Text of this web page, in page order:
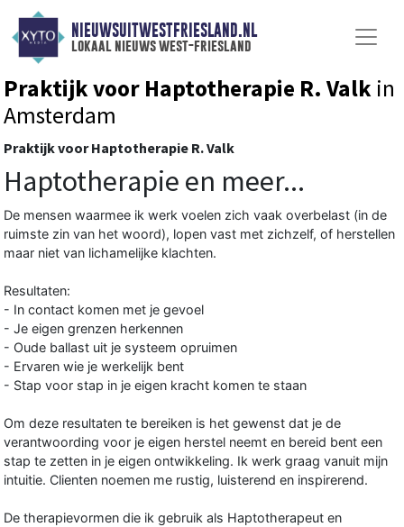
NIEUWSUITWESTFRIESLAND.NL
lokaal nieuws west-friesland
Praktijk voor Haptotherapie R. Valk in
Amsterdam
Praktijk voor Haptotherapie R. Valk
Haptotherapie en meer...
De mensen waarmee ik werk voelen zich vaak overbelast (in de
ruimste zin van het woord), lopen vast met zichzelf, of herstellen
maar niet van lichamelijke klachten.
Resultaten:
- In contact komen met je gevoel
- Je eigen grenzen herkennen
- Oude ballast uit je systeem opruimen
- Ervaren wie je werkelijk bent
- Stap voor stap in je eigen kracht komen te staan
Om deze resultaten te bereiken is het gewenst dat je de
verantwoording voor je eigen herstel neemt en bereid bent een
stap te zetten in je eigen ontwikkeling. Ik werk graag vanuit mijn
intuitie. Clienten noemen me rustig, luisterend en inspirerend.
De therapievormen die ik gebruik als Haptotherapeut en